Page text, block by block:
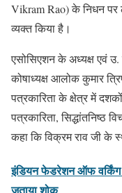
Vikram Rao) के निधन
व्यक्त किया है।
एसोसिएशन के अध्यक्ष एवं उ.
कोषाध्यक्ष आलोक कुमार
पत्रकारिता के क्षेत्र में
पत्रकारिता, सिद्धांतनिष्ठ
कहा कि विक्रम राव जी के
इंडियन फेडरेशन ऑफ वर्किंग
जताया शोक